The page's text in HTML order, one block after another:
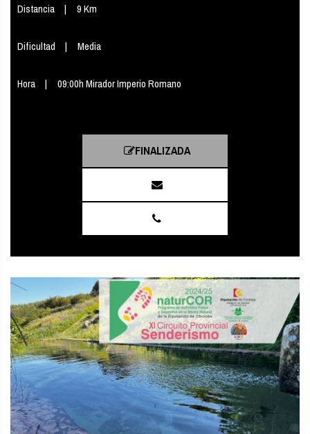
Distancia 9 Km
Dificultad Media
Hora 09:00h Mirador Imperio Romano
FINALIZADA